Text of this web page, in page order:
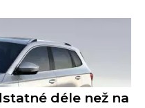
déle než na